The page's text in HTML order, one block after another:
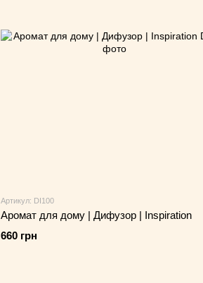
Артикул: DI100
Аромат для дому | Дифузор | Inspiration
660 грн